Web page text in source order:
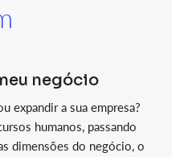
negócio
expandir a sua empresa?
humanos, passando
dimensões do negócio, o